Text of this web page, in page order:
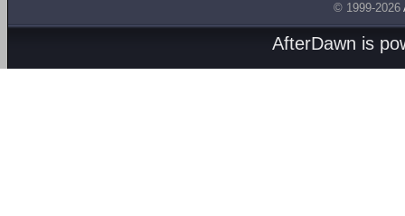
© 1999-2026
AfterDawn is